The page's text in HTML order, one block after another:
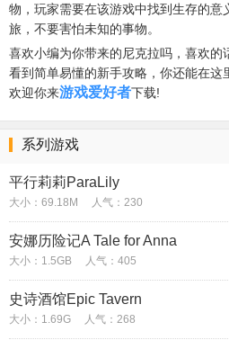
物，玩家需要在该游戏中找到生存的意
旅，不要害怕未知的事物。
喜欢小编为你带来的尼克拉吗，喜欢的
看到简单易懂的新手攻略，你还能在这
欢迎你来游戏爱好者下载!
系列游戏
平行莉莉ParaLily
大小：69.18M 人气：230
安娜历险记A Tale for Anna
大小：1.5GB 人气：405
史诗酒馆Epic Tavern
大小：1.69G 人气：268